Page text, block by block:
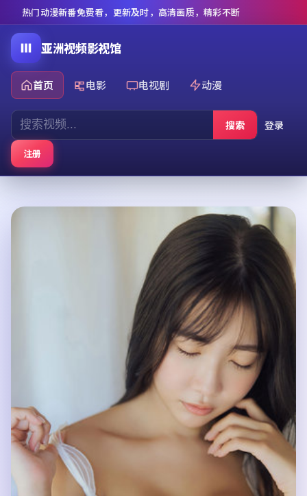
热门动漫新番免费看，更新及时，高清画质，精彩不断
亚洲视频影视馆
首页 电影 电视剧 动漫
搜索 登录
注册